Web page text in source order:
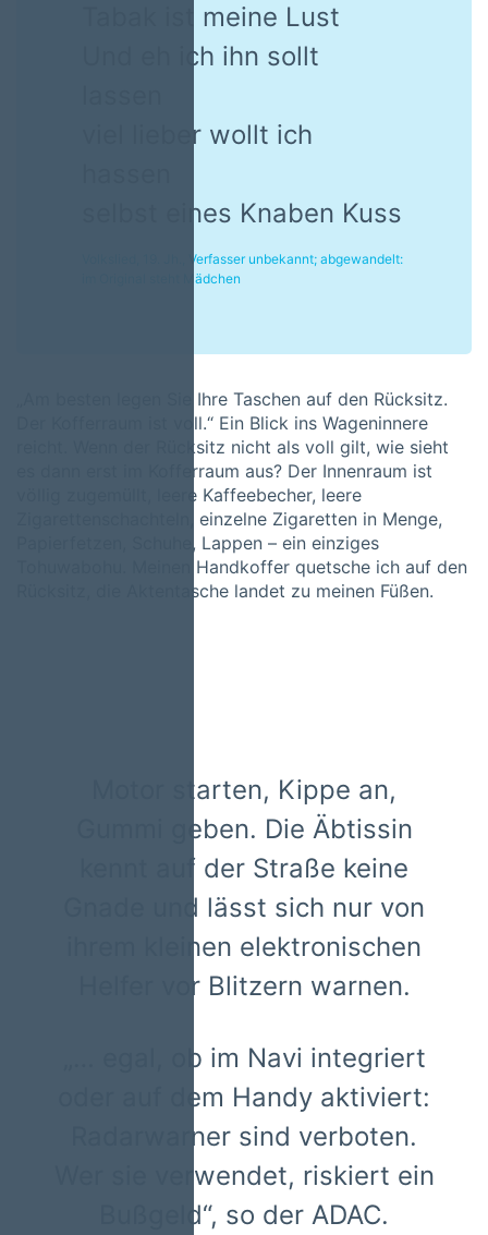
Tabak ist meine Lust
Und eh ich ihn sollt
viel lieber wollt ich
selbst eines Knaben Kuss
Volkslied, 19. Jh., Verfasser unbekannt; abgewandelt:
im Original steht Mädchen
„Am besten legen Sie Ihre Taschen auf den Rücksitz.
Der Kofferraum ist voll.“ Ein Blick ins Wageninnere
reicht. Wenn der Rücksitz nicht als voll gilt, wie sieht
es dann erst im Kofferraum aus? Der Innenraum ist
völlig zugemüllt, leere Kaffeebecher, leere
Zigarettenschachteln, einzelne Zigaretten in Menge,
Papierfetzen, Schuhe, Lappen – ein einziges
Tohuwabohu. Meinen Handkoffer quetsche ich auf den
Rücksitz, die Aktentasche landet zu meinen Füßen.
Motor starten, Kippe an,
Gummi geben. Die Äbtissin
kennt auf der Straße keine
Gnade und lässt sich nur von
ihrem kleinen elektronischen
Helfer vor Blitzern warnen.
„… egal, ob im Navi integriert
oder auf dem Handy aktiviert:
Radarwarner sind verboten.
Wer sie verwendet, riskiert ein
Bußgeld“, so der ADAC.